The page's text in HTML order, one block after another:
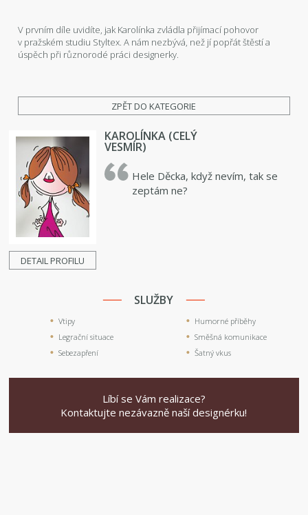
V prvním díle uvidíte, jak Karolínka zvládla přijímací pohovor
v pražském studiu Styltex. A nám nezbývá, než jí popřát štěstí a
úspěch při různorodé práci designerky.
ZPĚT DO KATEGORIE
DETAIL PROFILU
KAROLÍNKA (CELÝ
VESMÍR)
Hele Děcka, když nevím, tak se
zeptám ne?
SLUŽBY
Vtipy
Legrační situace
Sebezapření
Humorné příběhy
Směšná komunikace
Šatný vkus
Líbí se Vám realizace?
Kontaktujte nezávazně naší designérku!